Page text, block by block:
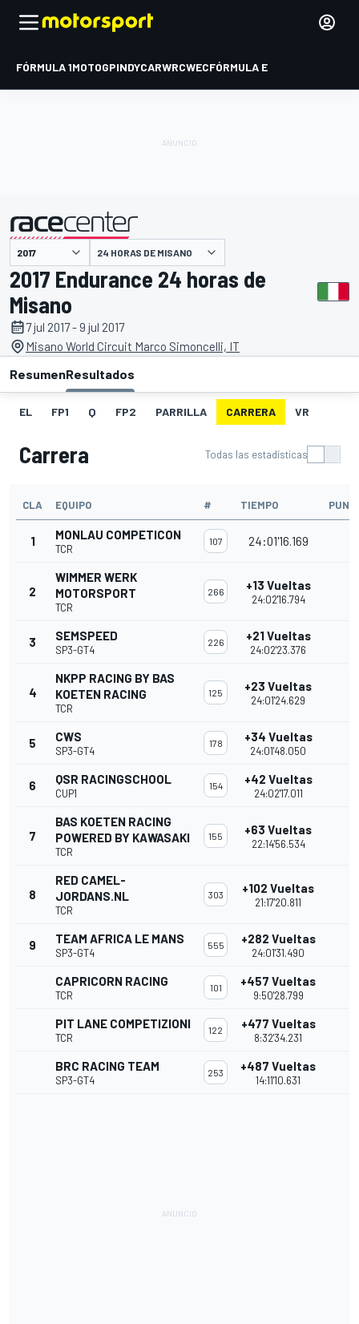
FÓRMULA 1MOTOGPINDYCARWRCWECFÓRMULA E
presentado por 24 HORAS DE MISANO
2017 Endurance 24 horas de
Misano
7 jul 2017 - 9 jul 2017
Misano World Circuit Marco Simoncelli, IT
ResumenResultados
EL FP1 Q FP2 PARRILLA CARRERA VR
Carrera Todas las estadísticas
CLA EQUIPO # TIEMPO
1 MONLAU COMPETICON
TCR
107 24:01'16.169
2
WIMMER WERK
MOTORSPORT
TCR
266 +13 Vueltas
24:02'16.794
3 SEMSPEED
SP3-GT4
226 +21 Vueltas
24:02'23.376
4
NKPP RACING BY BAS
KOETEN RACING
TCR
125 +23 Vueltas
24:01'24.629
5 CWS
SP3-GT4
178 +34 Vueltas
24:01'48.050
6 QSR RACINGSCHOOL
CUP1
154 +42 Vueltas
24:02'17.011
7
BAS KOETEN RACING
POWERED BY KAWASAKI
TCR
155 +63 Vueltas
22:14'56.534
8
RED CAMEL-
JORDANS.NL
TCR
303 +102 Vueltas
21:17'20.811
9 TEAM AFRICA LE MANS
SP3-GT4
555 +282 Vueltas
24:01'31.490
CAPRICORN RACING
TCR
101 +457 Vueltas
9:50'28.799
PIT LANE COMPETIZIONI
TCR
122 +477 Vueltas
8:32'34.231
BRC RACING TEAM
SP3-GT4
253 +487 Vueltas
14:11'10.631